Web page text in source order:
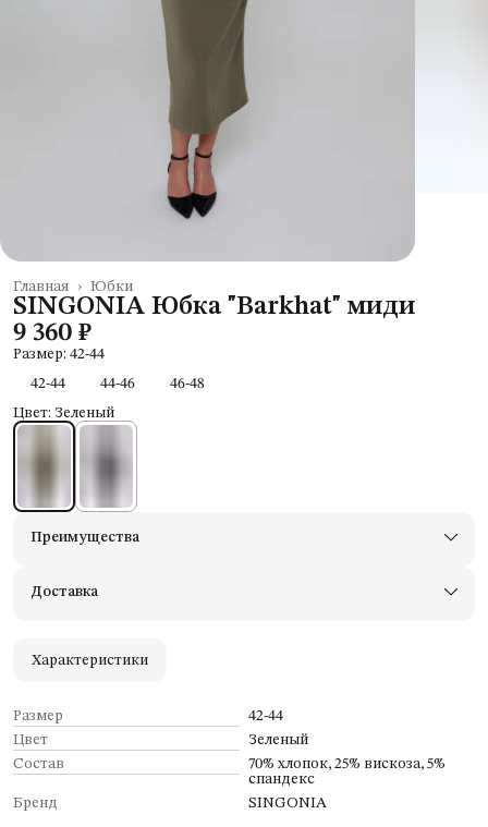
Юбки
Главная ›
SINGONIA Юбка "Barkhat" миди
9 360 ₽
Размер: 42-44
42-44
44-46
46-48
Цвет: Зеленый
Преимущества
Оплата — картой, СБП или наличными
Доставка
Характеристики
Размер
42-44
Цвет
Зеленый
Состав
70% хлопок, 25% вискоза, 5%
спандекс
Бренд
SINGONIA